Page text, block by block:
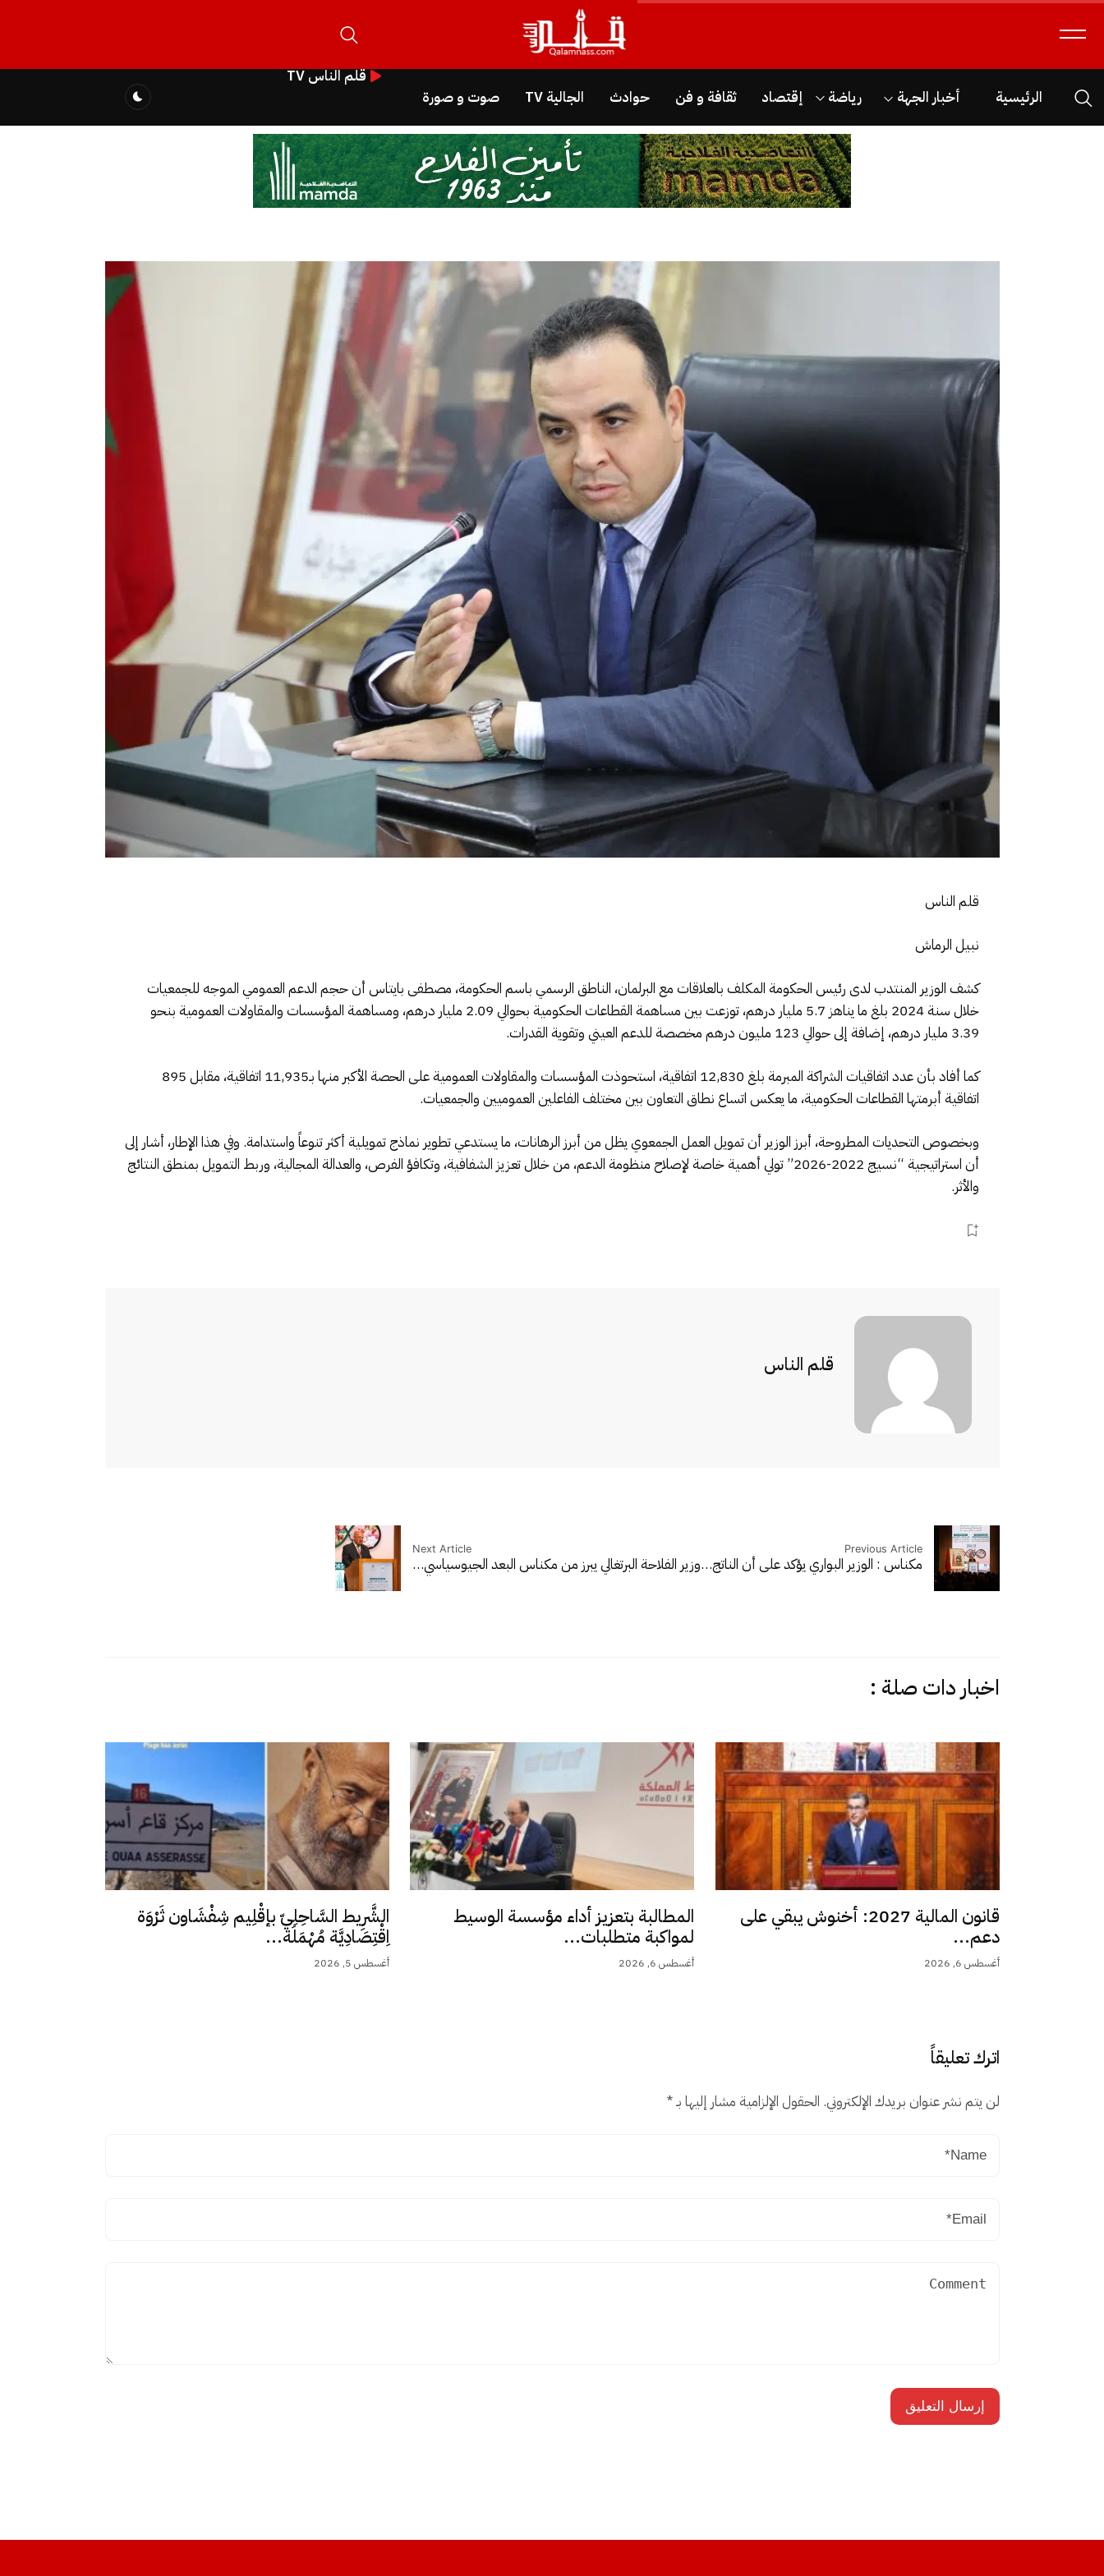
الرئيسية أخبار الجهة رياضة إقتصاد ثقافة و فن حوادث الجالية TV صوت و صورة
قلم الناس TV
قلم الناس
نبيل الرماش
كشف الوزير المنتدب لدى رئيس الحكومة المكلف بالعلاقات مع البرلمان، الناطق الرسمي باسم الحكومة، مصطفى بايتاس أن حجم الدعم العمومي الموجه للجمعيات
خلال سنة 2024 بلغ ما يناهز 5.7 مليار درهم، توزعت بين مساهمة القطاعات الحكومية بحوالي 2.09 مليار درهم، ومساهمة المؤسسات والمقاولات العمومية بنحو
3.39 مليار درهم، إضافة إلى حوالي 123 مليون درهم مخصصة للدعم العيني وتقوية القدرات.
كما أفاد بأن عدد اتفاقيات الشراكة المبرمة بلغ 12,830 اتفاقية، استحوذت المؤسسات والمقاولات العمومية على الحصة الأكبر منها بـ11,935 اتفاقية، مقابل 895
اتفاقية أبرمتها القطاعات الحكومية، ما يعكس اتساع نطاق التعاون بين مختلف الفاعلين العموميين والجمعيات.
وبخصوص التحديات المطروحة، أبرز الوزير أن تمويل العمل الجمعوي يظل من أبرز الرهانات، ما يستدعي تطوير نماذج تمويلية أكثر تنوعاً واستدامة. وفي هذا الإطار، أشار إلى
أن استراتيجية “نسيج 2022-2026” تولي أهمية خاصة لإصلاح منظومة الدعم، من خلال تعزيز الشفافية، وتكافؤ الفرص، والعدالة المجالية، وربط التمويل بمنطق النتائج
والأثر.
قلم الناس
Previous Article
مكناس : الوزير البواري يؤكد على أن الناتج…
Next Article
وزير الفلاحة البرتغالي يبرز من مكناس البعد الجيوسياسي…
اخبار دات صلة :
قانون المالية 2027: أخنوش يبقي على
دعم...
أغسطس 6, 2026
المطالبة بتعزيز أداء مؤسسة الوسيط
لمواكبة متطلبات...
أغسطس 6, 2026
الشَّرِيط السَّاحِلِيّ بإقْلِيم شِفْشَاون ثَرْوَة
اِقْتِصَادِيَّة مُهْمَلَة...
أغسطس 5, 2026
اترك تعليقاً
لن يتم نشر عنوان بريدك الإلكتروني. الحقول الإلزامية مشار إليها بـ*